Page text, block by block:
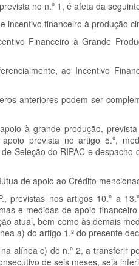
no n.º 1, é afeta da
incentivo financeiro à produção
Financeiro à Grande
ao Incentivo
anteriores podem ser
à grande produção,
prevista no artigo 5.º,
Seleção do RIPAC e
de apoio ao Crédito
previstas nos artigos 10.º a
e medidas de apoio
atual, bem como às demais
a) do artigo 1.º do presente
alínea c) do n.º 2, a transferir
de seis meses, seja